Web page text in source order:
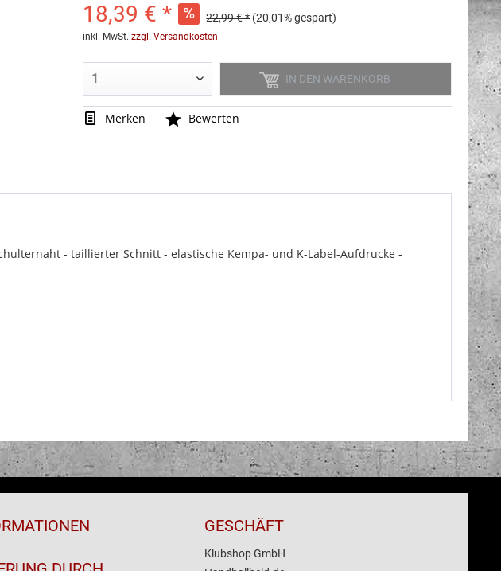
18,39 € * 22,99 € * (20,01% gespart)
inkl. MwSt.zzgl. Versandkosten
IN DEN WARENKORB
Merken Bewerten
- taillierter Schnitt - elastische Kempa- und K-Label-Aufdrucke -
GESCHÄFT
Klubshop GmbH